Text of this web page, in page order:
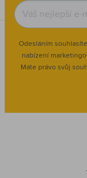
Odesláním
nabízení
Máte právo svůj